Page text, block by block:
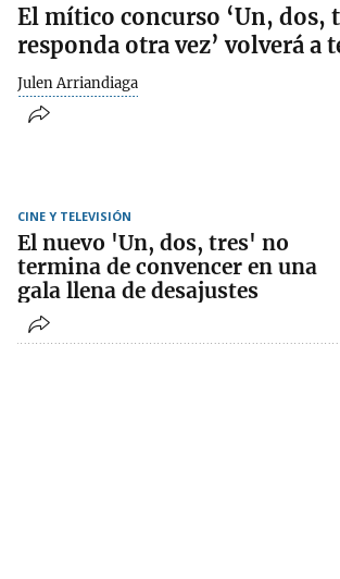
El mítico concurso ‘Un, dos,
responda otra vez’ volverá a
Julen Arriandiaga
CINE Y TELEVISIÓN
El nuevo 'Un, dos, tres' no
termina de convencer en una
gala llena de desajustes